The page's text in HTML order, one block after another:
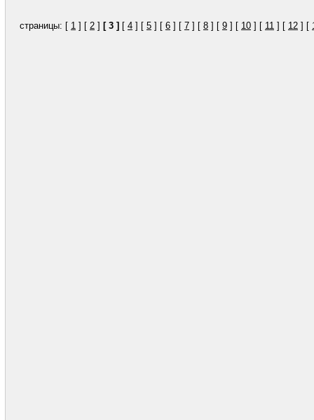
страницы: [ 1 ] [ 2 ] [ 3 ] [ 4 ] [ 5 ] [ 6 ] [ 7 ] [ 8 ] [ 9 ] [ 10 ] [ 11 ] [ 12 ] [